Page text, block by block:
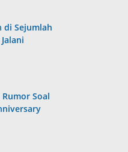
di Sejumlah
Rumor Soal